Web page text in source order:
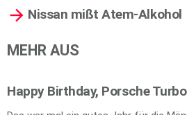
Nissan mißt Atem-Alkohol
MEHR AUS
Happy Birthday, Porsche